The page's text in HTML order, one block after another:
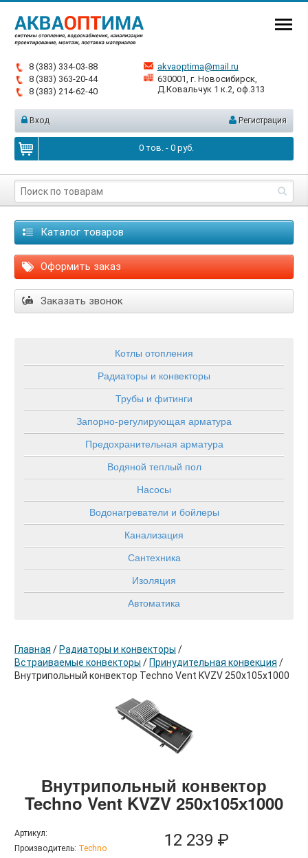
8 (383) 334-03-88
8 (383) 363-20-44
8 (383) 214-62-40
akvaoptima@mail.ru
630001, г. Новосибирск,
Д.Ковальчук 1 к.2, оф.313
Вход Регистрация
0тов. - 0руб.
Каталог товаров
Оформить заказ
Заказать звонок
Котлы отопления
Радиаторы и конвекторы
Трубы и фитинги
Запорно-регулирующая арматура
Предохранительная арматура
Водяной теплый пол
Насосы
Водонагреватели и бойлеры
Канализация
Сантехника
Изоляция
Автоматика
Главная / Радиаторы и конвекторы /
Встраиваемые конвекторы / Принудительная конвекция /
Внутрипольный конвектор Techno Vent KVZV 250х105х1000
Внутрипольный конвектор
Techno Vent KVZV 250х105х1000
Артикул:
Производитель: Techno
12 239 ₽
в корзину